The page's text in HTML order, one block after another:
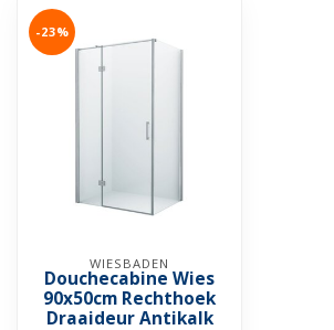
-23%
WIESBADEN
Douchecabine Wies
90x50cm Rechthoek
Draaideur Antikalk